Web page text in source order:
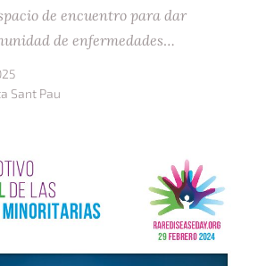
de encuentro para dar
de enfermedades
sobre la equidad en el
investigación.
Sant Pau